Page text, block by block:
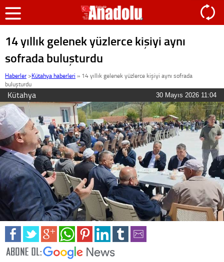
14 yıllık gelenek yüzlerce kişiyi aynı
sofrada buluşturdu
Haberler >Kütahya haberleri » 14 yıllık gelenek yüzlerce kişiyi aynı sofrada
buluşturdu
Kütahya 30 Mayıs 2026 11:04